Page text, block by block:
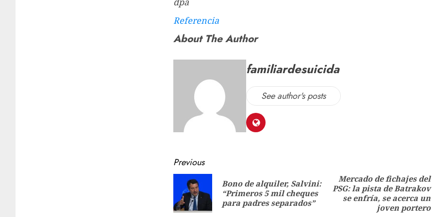
Referencia
About The Author
familiardesuicida
See author's posts
Previous
Bono de alquiler, Salvini:
“Primeros 5 mil cheques
para padres separados”
Mercado de fichajes del
PSG: la pista de Batrakov
se enfría, se acerca un
joven portero